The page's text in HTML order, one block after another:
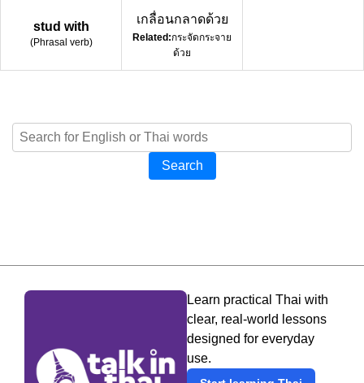
stud with
(Phrasal verb)
เกลื่อนกลาดด้วย
Related:กระจัดกระจาย
ด้วย
Search
Learn practical Thai with
clear, real-world lessons
designed for everyday
use.